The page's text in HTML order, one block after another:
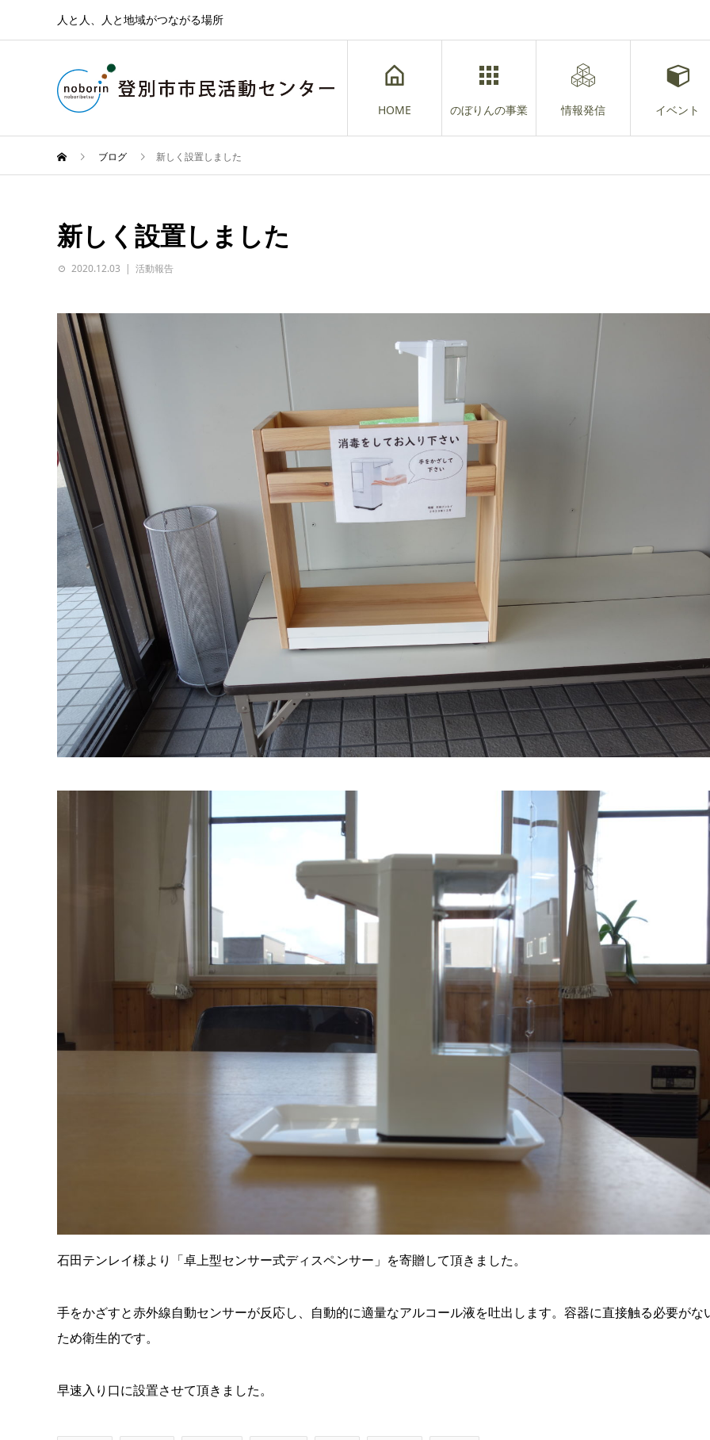
人と人、人と地域がつながる場所
HOME のぼりんの事業 情報発信 イベント
ブログ 新しく設置しました
新しく設置しました
2020.12.03 活動報告
石田テンレイ様より「卓上型センサー式ディスペンサー」を寄贈して頂きました。
手をかざすと赤外線自動センサーが反応し、自動的に適量なアルコール液を吐出します。容器に直接触る必要がな
ため衛生的です。
早速入り口に設置させて頂きました。